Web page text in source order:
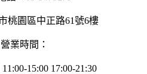
桃園區中正路61號6樓
營業時間：
15:00 17:00-21:30